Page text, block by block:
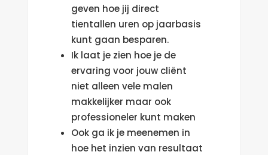
geven hoe jij direct
tientallen uren op jaarbasis
kunt gaan besparen.
Ik laat je zien hoe je de
ervaring voor jouw cliënt
niet alleen vele malen
makkelijker maar ook
professioneler kunt maken
Ook ga ik je meenemen in
hoe het inzien van resultaat